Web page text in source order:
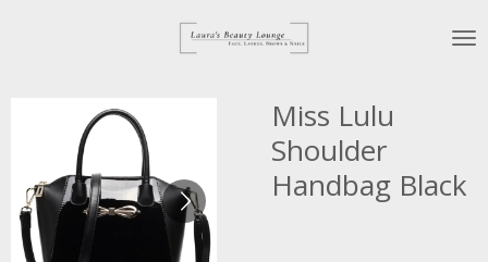
hoofdinhoud
Miss Lulu
Shoulder
Handbag Black